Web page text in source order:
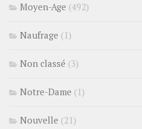
Moyen-Age (492)
Naufrage (1)
Non classé (3)
Notre-Dame (1)
Nouvelle (21)